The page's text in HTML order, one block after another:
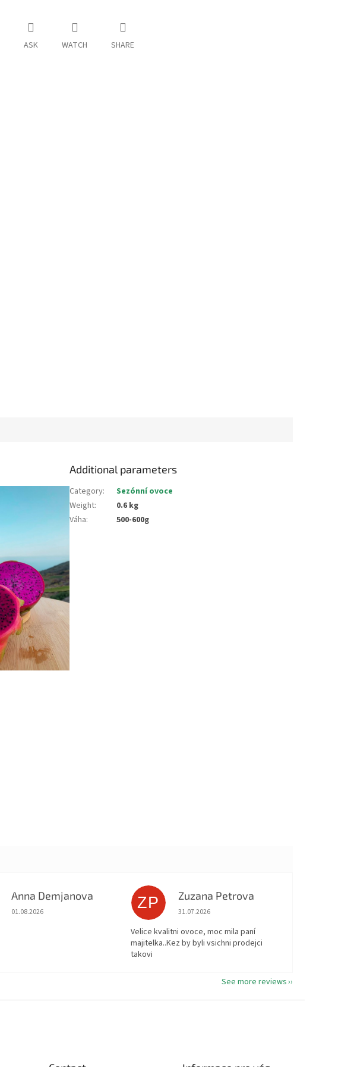
ASK WATCH SHARE
Additional parameters
Category:
Sezónní ovoce
Weight:
0.6 kg
Váha: 500-600g
Anna Demjanova
The store rating is 5 out of 5 stars.
01.08.2026
ZP Zuzana Petrova
The store rating is 5 out of 5 stars.
31.07.2026
Velice kvalitni ovoce, moc mila paní
majitelka..Kez by byli vsichni prodejci
takovi
See more reviews